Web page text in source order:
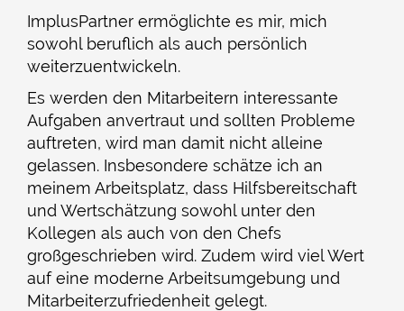
ImplusPartner ermöglichte es mir, mich
sowohl beruflich als auch persönlich
weiterzuentwickeln.
Es werden den Mitarbeitern interessante
Aufgaben anvertraut und sollten Probleme
auftreten, wird man damit nicht alleine
gelassen. Insbesondere schätze ich an
meinem Arbeitsplatz, dass Hilfsbereitschaft
und Wertschätzung sowohl unter den
Kollegen als auch von den Chefs
großgeschrieben wird. Zudem wird viel Wert
auf eine moderne Arbeitsumgebung und
Mitarbeiterzufriedenheit gelegt.